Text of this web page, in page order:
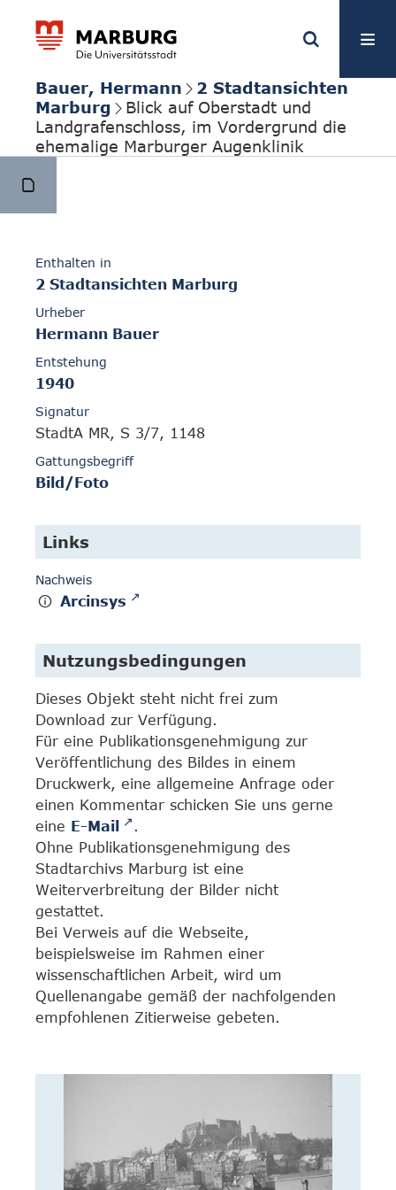
Bauer, Hermann
2 Stadtansichten
Marburg
Blick auf Oberstadt und
Landgrafenschloss, im Vordergrund die
ehemalige Marburger Augenklinik
Enthalten in
2 Stadtansichten Marburg
Urheber
Hermann Bauer
Entstehung
1940
Signatur
StadtA MR, S 3/7, 1148
Gattungsbegriff
Bild/Foto
Links
Nachweis
Arcinsys
Nutzungsbedingungen
Dieses Objekt steht nicht frei zum
Download zur Verfügung.
Für eine Publikationsgenehmigung zur
Veröffentlichung des Bildes in einem
Druckwerk, eine allgemeine Anfrage oder
einen Kommentar schicken Sie uns gerne
eine E-Mail
.
Ohne Publikationsgenehmigung des
Stadtarchivs Marburg ist eine
Weiterverbreitung der Bilder nicht
gestattet.
Bei Verweis auf die Webseite,
beispielsweise im Rahmen einer
wissenschaftlichen Arbeit, wird um
Quellenangabe gemäß der nachfolgenden
empfohlenen Zitierweise gebeten.